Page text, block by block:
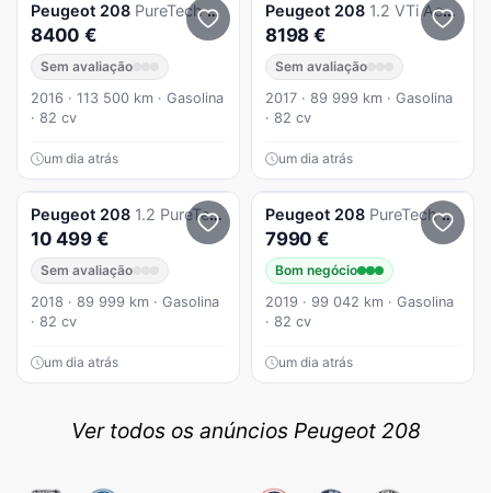
Peugeot 208 PureTech 82 ETG5 Stop & Start Active
8400 €
Sem avaliação
2016 · 113 500 km · Gasolina
· 82 cv
um dia atrás
Peugeot 208 1.2 VTi Active
8198 €
Sem avaliação
2017 · 89 999 km · Gasolina
· 82 cv
um dia atrás
Peugeot 208 1.2 PureTech Signature
10 499 €
Sem avaliação
2018 · 89 999 km · Gasolina
· 82 cv
um dia atrás
Peugeot 208 PureTech 82 Start & Stop Active
7990 €
Bom negócio
2019 · 99 042 km · Gasolina
· 82 cv
um dia atrás
Ver todos os anúncios Peugeot 208